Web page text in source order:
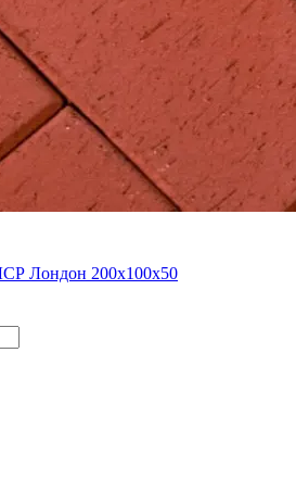
Лондон 200x100x50